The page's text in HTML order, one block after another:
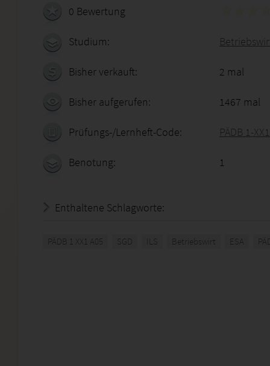
0 Bewertung
Studium:
Bisher verkauft: 2 mal
Bisher aufgerufen: 1467 mal
Prüfungs-/Lernheft-Code: PÄDB 1-
Benotung: 1
Enthaltene Schlagworte:
PÄDB 1 XX1 A05 SGD ILS Betriebswirt ESA